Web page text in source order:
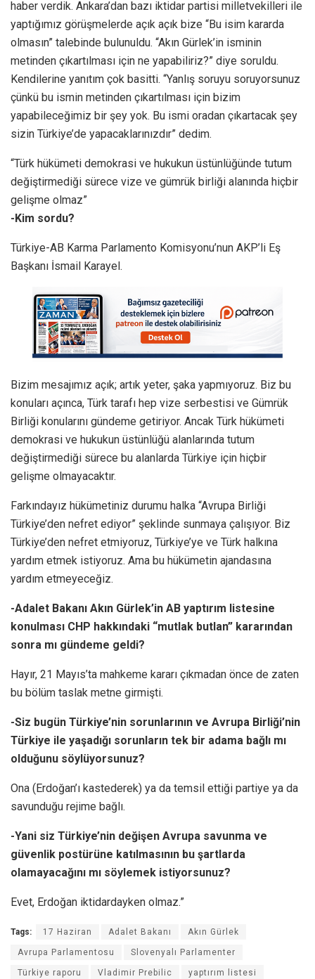
haber verdik. Ankara’dan bazı iktidar partisi milletvekilleri ile
yaptığımız görüşmelerde açık açık bize “Bu isim kararda
olmasın” talebinde bulunuldu. “Akın Gürlek’in isminin
metinden çıkartılması için ne yapabiliriz?” diye soruldu.
Kendilerine yanıtım çok basitti. “Yanlış soruyu soruyorsunuz
çünkü bu ismin metinden çıkartılması için bizim
yapabileceğimiz bir şey yok. Bu ismi oradan çıkartacak şey
sizin Türkiye’de yapacaklarınızdır” dedim.
“Türk hükümeti demokrasi ve hukukun üstünlüğünde tutum
değiştirmediği sürece vize ve gümrük birliği alanında hiçbir
gelişme olmaz”
-Kim sordu?
Türkiye-AB Karma Parlamento Komisyonu’nun AKP’li Eş
Başkanı İsmail Karayel.
Bizim mesajımız açık; artık yeter, şaka yapmıyoruz. Biz bu
konuları açınca, Türk tarafı hep vize serbestisi ve Gümrük
Birliği konularını gündeme getiriyor. Ancak Türk hükümeti
demokrasi ve hukukun üstünlüğü alanlarında tutum
değiştirmediği sürece bu alanlarda Türkiye için hiçbir
gelişme olmayacaktır.
Farkındayız hükümetiniz durumu halka “Avrupa Birliği
Türkiye’den nefret ediyor” şeklinde sunmaya çalışıyor. Biz
Türkiye’den nefret etmiyoruz, Türkiye’ye ve Türk halkına
yardım etmek istiyoruz. Ama bu hükümetin ajandasına
yardım etmeyeceğiz.
-Adalet Bakanı Akın Gürlek’in AB yaptırım listesine
konulması CHP hakkındaki “mutlak butlan” kararından
sonra mı gündeme geldi?
Hayır, 21 Mayıs’ta mahkeme kararı çıkmadan önce de zaten
bu bölüm taslak metne girmişti.
-Siz bugün Türkiye’nin sorunlarının ve Avrupa Birliği’nin
Türkiye ile yaşadığı sorunların tek bir adama bağlı mı
olduğunu söylüyorsunuz?
Ona (Erdoğan’ı kastederek) ya da temsil ettiği partiye ya da
savunduğu rejime bağlı.
-Yani siz Türkiye’nin değişen Avrupa savunma ve
güvenlik postürüne katılmasının bu şartlarda
olamayacağını mı söylemek istiyorsunuz?
Evet, Erdoğan iktidardayken olmaz.”
Tags: 17 Haziran Adalet Bakanı Akın Gürlek
Avrupa Parlamentosu Slovenyalı Parlamenter
Türkiye raporu Vladimir Prebilic yaptırım listesi